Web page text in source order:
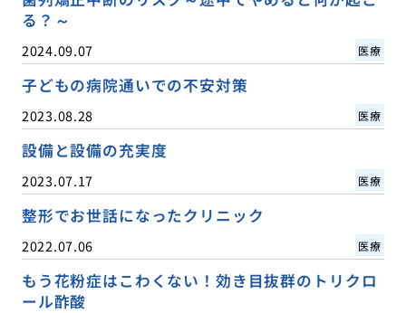
る？～
2024.09.07 医療
子どもの病院通いでの不安対策
2023.08.28 医療
設備と設備の充実度
2023.07.17 医療
整形でお世話になったクリニック
2022.07.06 医療
もう花粉症はこわくない！効き目抜群のトリクロ
ール酢酸